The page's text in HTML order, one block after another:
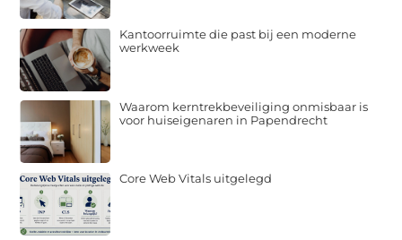
Kantoorruimte die past bij een moderne
werkweek
Waarom kerntrekbeveiliging onmisbaar is
voor huiseigenaren in Papendrecht
Core Web Vitals uitgelegd